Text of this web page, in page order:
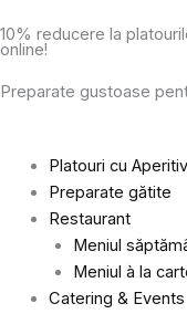
to
10% reducere la
online!
Preparate gustoase
Platouri cu
Preparate gătite
Restaurant
Meniul
Meniul à la
Catering & Events